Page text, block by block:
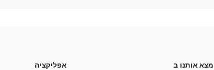
מצא אותנו ב אפליקציה